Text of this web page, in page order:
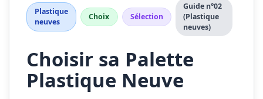
Plastique
neuves
Choix Sélection
Guide n°02
(Plastique
neuves)
Choisir sa Palette
Plastique Neuve